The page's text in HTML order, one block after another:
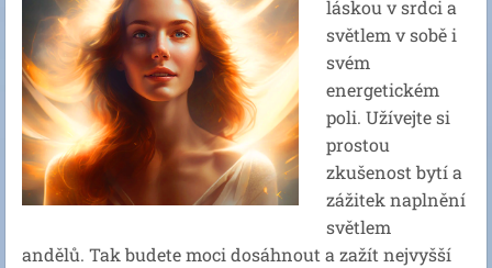
láskou v srdci a
světlem v sobě i
svém
energetickém
poli. Užívejte si
prostou
zkušenost bytí a
zážitek naplnění
světlem
andělů. Tak budete moci dosáhnout a zažít nejvyšší